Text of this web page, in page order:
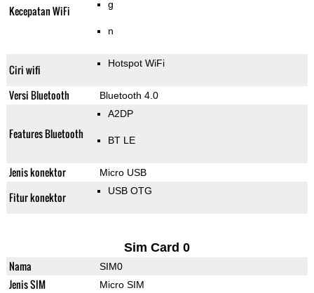
Kecepatan WiFi g
n
Ciri wifi Hotspot WiFi
Versi Bluetooth Bluetooth 4.0
Features Bluetooth
A2DP
BT LE
Jenis konektor Micro USB
Fitur konektor USB OTG
Sim Card 0
Nama SIM0
Jenis SIM Micro SIM